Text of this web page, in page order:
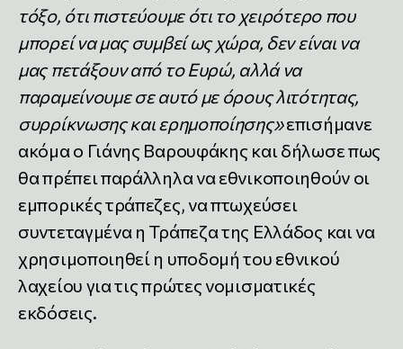
τόξο, ότι πιστεύουμε ότι το χειρότερο που
μπορεί να μας συμβεί ως χώρα, δεν είναι να
μας πετάξουν από το Ευρώ, αλλά να
παραμείνουμε σε αυτό με όρους λιτότητας,
συρρίκνωσης και ερημοποίησης»επισήμανε
ακόμα ο Γιάνης Βαρουφάκης και δήλωσε πως
θα πρέπει παράλληλα να εθνικοποιηθούν οι
εμπορικές τράπεζες, να πτωχεύσει
συντεταγμένα η Τράπεζα της Ελλάδος και να
χρησιμοποιηθεί η υποδομή του εθνικού
λαχείου για τις πρώτες νομισματικές
εκδόσεις.